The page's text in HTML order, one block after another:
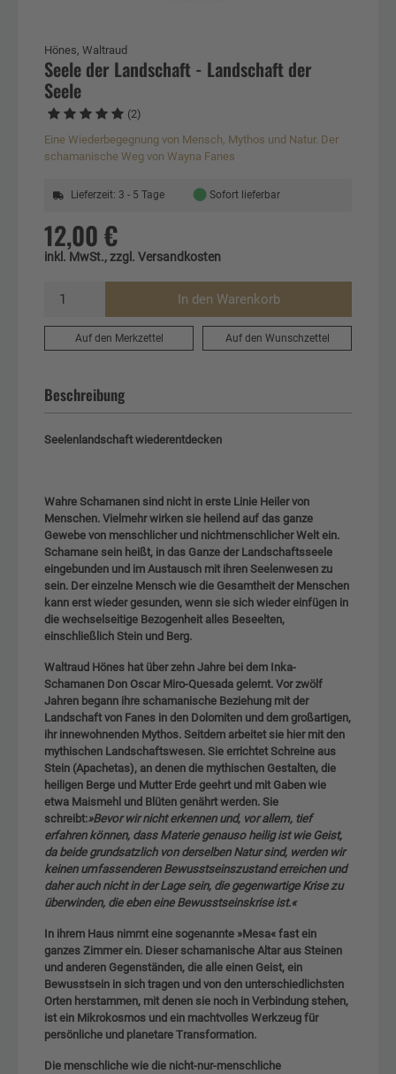
Hönes, Waltraud
Seele der Landschaft - Landschaft der
Seele
(2)
Eine Wiederbegegnung von Mensch, Mythos und Natur. Der
schamanische Weg von Wayna Fanes
Lieferzeit: 3 - 5 Tage ● Sofort lieferbar
12,00 €
inkl. MwSt., zzgl. Versandkosten
In den Warenkorb
Auf den Merkzettel Auf den Wunschzettel
Beschreibung
Seelenlandschaft wiederentdecken
Wahre Schamanen sind nicht in erste Linie Heiler von
Menschen. Vielmehr wirken sie heilend auf das ganze
Gewebe von menschlicher und nichtmenschlicher Welt ein.
Schamane sein heißt, in das Ganze der Landschaftsseele
eingebunden und im Austausch mit ihren Seelenwesen zu
sein. Der einzelne Mensch wie die Gesamtheit der Menschen
kann erst wieder gesunden, wenn sie sich wieder einfügen in
die wechselseitige Bezogenheit alles Beseelten,
einschließlich Stein und Berg.
Waltraud Hönes hat über zehn Jahre bei dem Inka-
Schamanen Don Oscar Miro-Quesada gelernt. Vor zwölf
Jahren begann ihre schamanische Beziehung mit der
Landschaft von Fanes in den Dolomiten und dem großartigen,
ihr innewohnenden Mythos. Seitdem arbeitet sie hier mit den
mythischen Landschaftswesen. Sie errichtet Schreine aus
Stein (Apachetas), an denen die mythischen Gestalten, die
heiligen Berge und Mutter Erde geehrt und mit Gaben wie
etwa Maismehl und Blüten genährt werden. Sie
schreibt:»Bevor wir nicht erkennen und, vor allem, tief
erfahren können, dass Materie genauso heilig ist wie Geist,
da beide grundsatzlich von derselben Natur sind, werden wir
keinen umfassenderen Bewusstseinszustand erreichen und
daher auch nicht in der Lage sein, die gegenwartige Krise zu
überwinden, die eben eine Bewusstseinskrise ist.«
In ihrem Haus nimmt eine sogenannte »Mesa« fast ein
ganzes Zimmer ein. Dieser schamanische Altar aus Steinen
und anderen Gegenständen, die alle einen Geist, ein
Bewusstsein in sich tragen und von den unterschiedlichsten
Orten herstammen, mit denen sie noch in Verbindung stehen,
ist ein Mikrokosmos und ein machtvolles Werkzeug für
persönliche und planetare Transformation.
Die menschliche wie die nicht-nur-menschliche